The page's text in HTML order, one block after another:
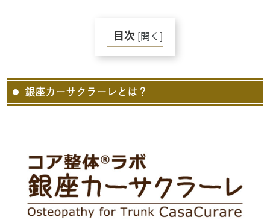
目次 [開く]
銀座カーサクラーレとは？